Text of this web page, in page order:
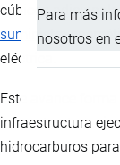
Para más
nosotros en
cúbicos
suministro
eléctrica.
Este avance forma
infraestructura
hidrocarburos